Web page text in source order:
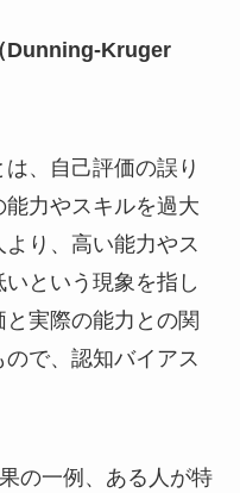
Dunning-Kruger
、自己評価の誤り
力やスキルを過大
り、高い能力やス
という現象を指し
実際の能力との関
で、認知バイアス
の一例、ある人が特